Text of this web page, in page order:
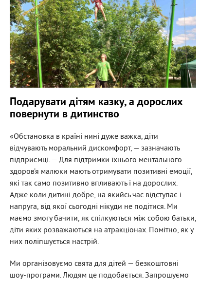
Подарувати дітям казку, а дорослих
повернути в дитинство
«Обстановка в країні нині дуже важка, діти
відчувають моральний дискомфорт, — зазначають
підприємці. — Для підтримки їхнього ментального
здоров’я малюки мають отримувати позитивні емоції,
які так само позитивно впливають і на дорослих.
Адже коли дитині добре, на якийсь час відступає і
напруга, від якої сьогодні нікуди не подітися. Ми
маємо змогу бачити, як спілкуються між собою батьки,
діти яких розважаються на атракціонах. Помітно, як у
них поліпшується настрій.
Ми організовуємо свята для дітей — безкоштовні
шоу-програми. Людям це подобається. Запрошуємо